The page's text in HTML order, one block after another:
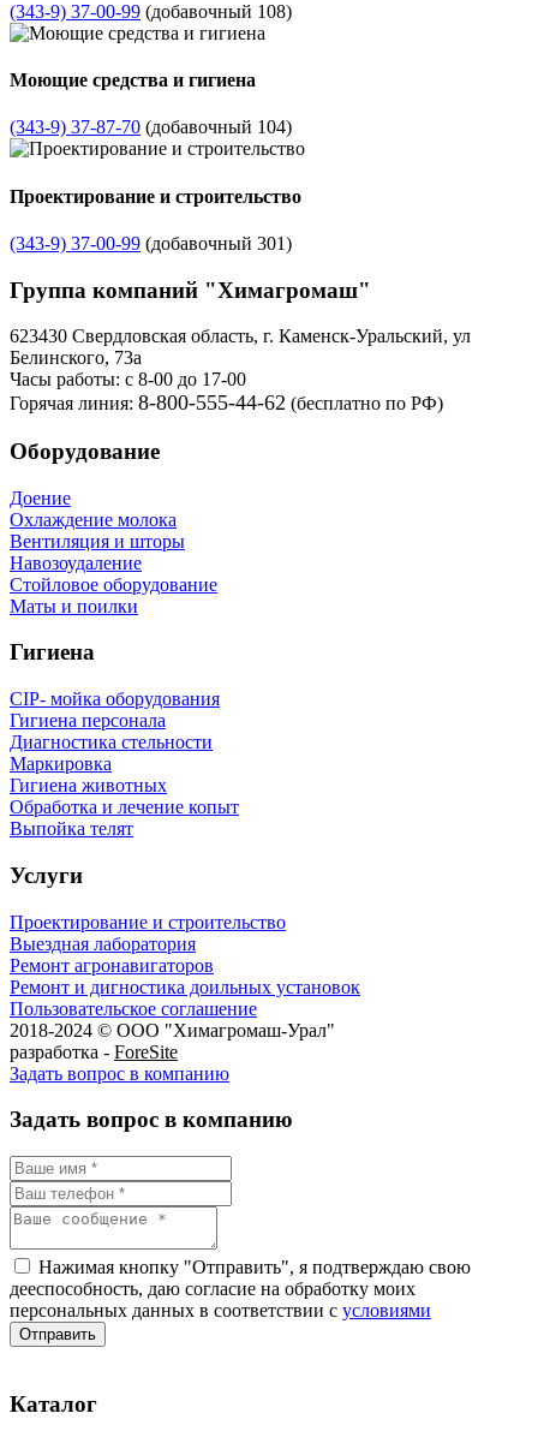
(343-9) 37-00-99 (добавочный 108)
Моющие средства и гигиена
(343-9) 37-87-70 (добавочный 104)
Проектирование и строительство
(343-9) 37-00-99 (добавочный 301)
Группа компаний "Химагромаш"
623430 Свердловская область, г. Каменск-Уральский, ул
Белинского, 73а
Часы работы: с 8-00 до 17-00
Горячая линия: 8-800-555-44-62 (бесплатно по РФ)
Оборудование
Доение
Охлаждение молока
Вентиляция и шторы
Навозоудаление
Стойловое оборудование
Маты и поилки
Гигиена
CIP- мойка оборудования
Гигиена персонала
Диагностика стельности
Маркировка
Гигиена животных
Обработка и лечение копыт
Выпойка телят
Услуги
Проектирование и строительство
Выездная лаборатория
Ремонт агронавигаторов
Ремонт и дигностика доильных установок
Пользовательское соглашение
2018-2024 © ООО "Химагромаш-Урал"
разработка - ForeSite
Задать вопрос в компанию
Задать вопрос в компанию
Нажимая кнопку "Отправить", я подтверждаю свою
дееспособность, даю согласие на обработку моих
персональных данных в соответствии с условиями
Каталог